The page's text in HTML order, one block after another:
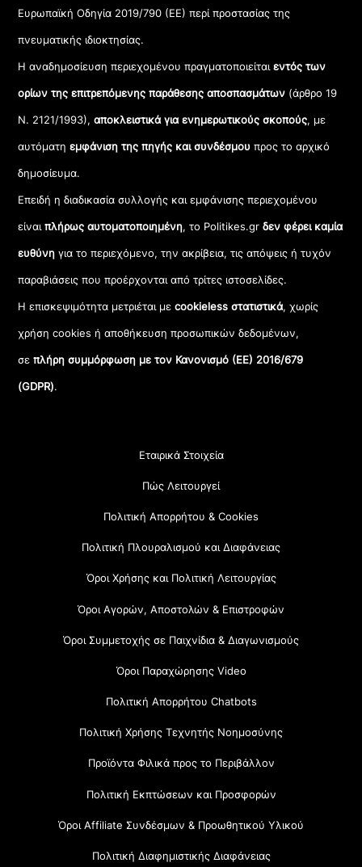
Ευρωπαϊκή Οδηγία 2019/790 (ΕΕ) περί προστασίας της
πνευματικής ιδιοκτησίας.
Η αναδημοσίευση περιεχομένου πραγματοποιείταιεντός των
ορίων της επιτρεπόμενης παράθεσης αποσπασμάτων (άρθρο 19
Ν. 2121/1993), αποκλειστικά για ενημερωτικούς σκοπούς, με
αυτόματηεμφάνιση της πηγής και συνδέσμου προς το αρχικό
δημοσίευμα.
Επειδή η διαδικασία συλλογής και εμφάνισης περιεχομένου
είναιπλήρως αυτοματοποιημένη, το Politikes.grδεν φέρει καμία
ευθύνη για το περιεχόμενο, την ακρίβεια, τις απόψεις ή τυχόν
παραβιάσεις που προέρχονται από τρίτες ιστοσελίδες.
Η επισκεψιμότητα μετριέται μεcookieless στατιστικά, χωρίς
χρήση cookies ή αποθήκευση προσωπικών δεδομένων,
σεπλήρη συμμόρφωση με τον Κανονισμό (ΕΕ) 2016/679
(GDPR).
Εταιρικά Στοιχεία
Πώς Λειτουργεί
Πολιτική Απορρήτου & Cookies
Πολιτική Πλουραλισμού και Διαφάνειας
Όροι Χρήσης και Πολιτική Λειτουργίας
Όροι Αγορών, Αποστολών & Επιστροφών
Όροι Συμμετοχής σε Παιχνίδια & Διαγωνισμούς
Όροι Παραχώρησης Video
Πολιτική Απορρήτου Chatbots
Πολιτική Χρήσης Τεχνητής Νοημοσύνης
Προϊόντα Φιλικά προς το Περιβάλλον
Πολιτική Εκπτώσεων και Προσφορών
Όροι Affiliate Συνδέσμων & Προωθητικού Υλικού
Πολιτική Διαφημιστικής Διαφάνειας